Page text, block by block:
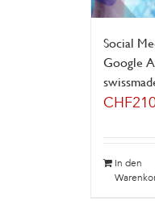
Social
Google
CHF
In den